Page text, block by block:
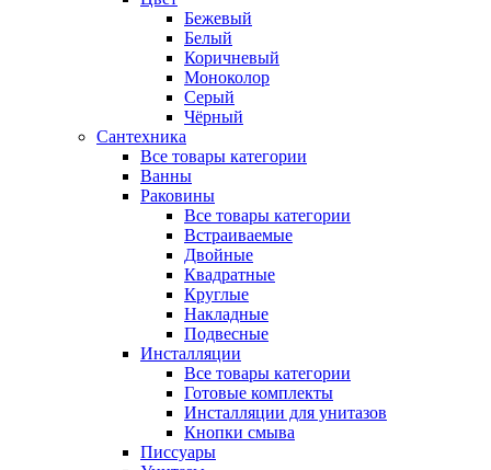
Бежевый
Белый
Коричневый
Моноколор
Серый
Чёрный
Сантехника
Все товары категории
Ванны
Раковины
Все товары категории
Встраиваемые
Двойные
Квадратные
Круглые
Накладные
Подвесные
Инсталляции
Все товары категории
Готовые комплекты
Инсталляции для унитазов
Кнопки смыва
Писсуары